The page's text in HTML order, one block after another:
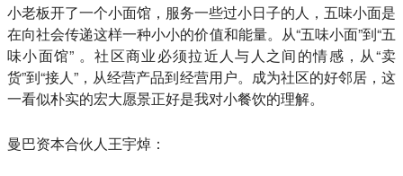
小老板开了一个小面馆，服务一些过小日子的人，五味小面是
在向社会传递这样一种小小的价值和能量。从“五味小面”到“五
味小面馆” 。社区商业必须拉近人与人之间的情感，从“卖
货”到“接人”，从经营产品到经营用户。成为社区的好邻居，这
一看似朴实的宏大愿景正好是我对小餐饮的理解。
曼巴资本合伙人王宇焯：